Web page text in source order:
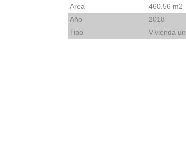
Area
460.56 m2
Año
2018
Tipo
Vivienda